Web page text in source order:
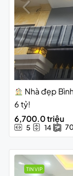
Nhà đẹp
6 tỷ!
6,700.0 triệu
5 14
TIN VIP